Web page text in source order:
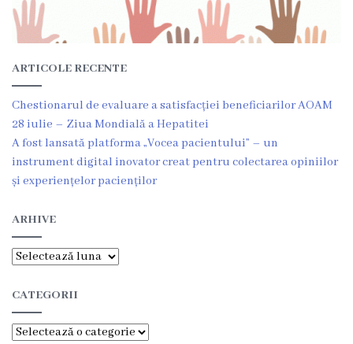
e
r
v
i
c
i
i
ș
i
C
o
m
ARTICOLE RECENTE
Chestionarul de evaluare a satisfacției beneficiarilor AOAM
28 iulie – Ziua Mondială a Hepatitei
A fost lansată platforma „Vocea pacientului” – un
instrument digital inovator creat pentru colectarea opiniilor
și experiențelor pacienților
ARHIVE
Arhive
CATEGORII
Categorii